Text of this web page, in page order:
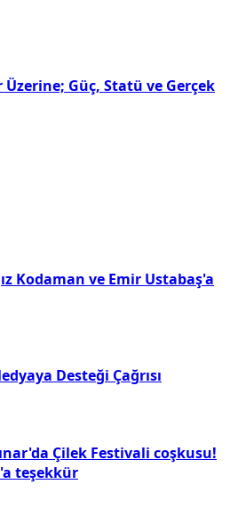
Güç, Statü ve Gerçek
Kodaman ve Emir Ustabaş'a
Desteği Çağrısı
Çilek Festivali coşkusu!
teşekkür